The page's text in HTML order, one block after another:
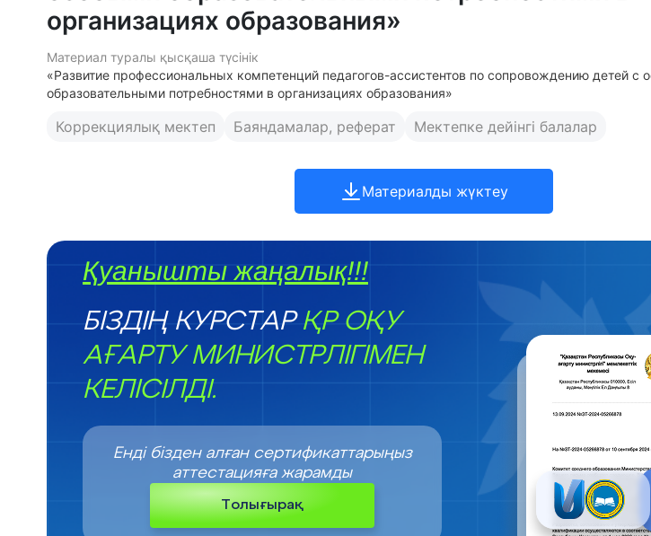
организациях образования»
Материал туралы қысқаша түсінік
«Развитие профессиональных компетенций педагогов-ассистентов по сопровождению детей с
образовательными потребностями в организациях образования»
Коррекциялық мектеп Баяндамалар, реферат Мектепке дейінгі балалар
Материалды жүктеу
Қуанышты жаңалық!!!
БІЗДІҢ КУРСТАР ҚР ОҚУ
АҒАРТУ МИНИСТРЛІГІМЕН
КЕЛІСІЛДІ.
Енді бізден алған сертификаттарыңыз
аттестацияға жарамды
Толығырақ